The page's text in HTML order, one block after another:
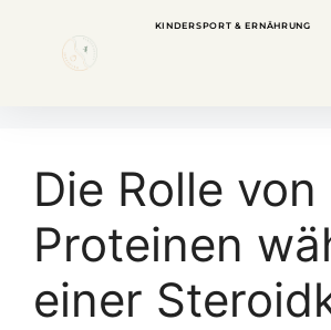
KINDERSPORT & ERNÄHRUNG
Die Rolle von
Proteinen
einer